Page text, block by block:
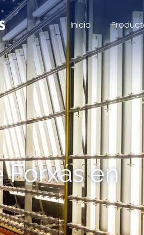
Inicio
Forxás en